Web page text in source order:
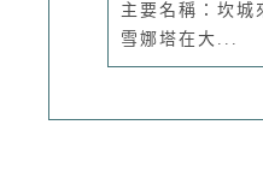
主要名稱：坎城
雪娜塔在大...